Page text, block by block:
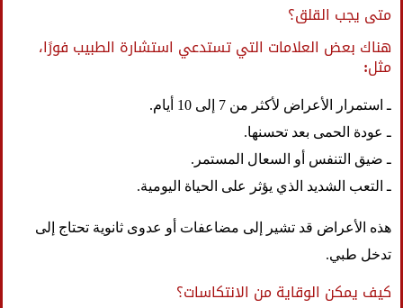
متى يجب القلق؟
هناك بعض العلامات التي تستدعي استشارة الطبيب فورًا،
مثل:
ـ استمرار الأعراض لأكثر من 7 إلى 10 أيام.
ـ عودة الحمى بعد تحسنها.
ـ ضيق التنفس أو السعال المستمر.
ـ التعب الشديد الذي يؤثر على الحياة اليومية.
هذه الأعراض قد تشير إلى مضاعفات أو عدوى ثانوية تحتاج إلى
تدخل طبي.
كيف يمكن الوقاية من الانتكاسات؟